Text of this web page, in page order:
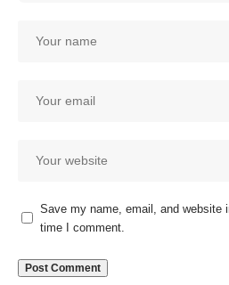
Save my name, email, and website
time I comment.